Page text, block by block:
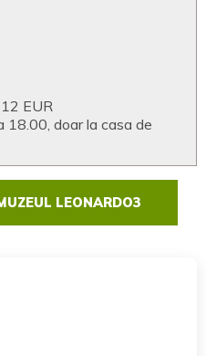
EUR
18.00, doar la casa de
LEONARDO3